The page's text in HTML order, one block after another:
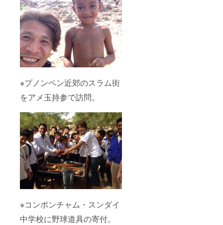
※プノンペン近郊のスラム街
をアメ玉持参で訪問。
※コンポンチャム・スンダイ
中学校に野球道具の寄付。